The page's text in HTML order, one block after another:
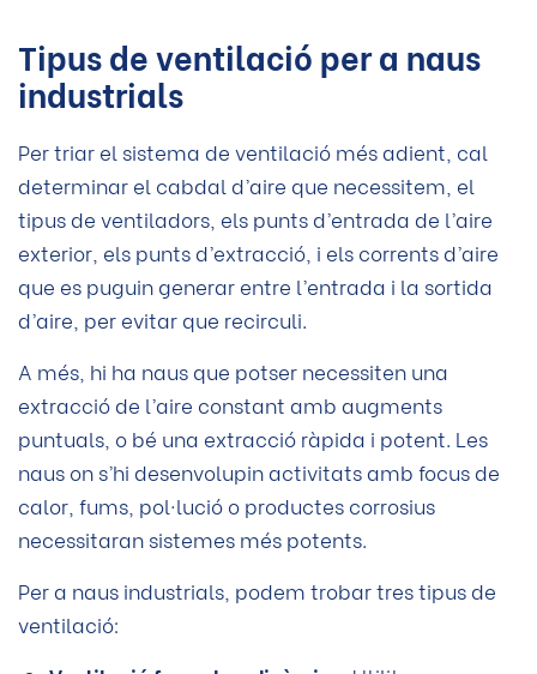
Tipus de ventilació per a naus
industrials
Per triar el sistema de ventilació més adient, cal
determinar el cabdal d’aire que necessitem, el
tipus de ventiladors, els punts d’entrada de l’aire
exterior, els punts d’extracció, i els corrents d’aire
que es puguin generar entre l’entrada i la sortida
d’aire, per evitar que recirculi.
A més, hi ha naus que potser necessiten una
extracció de l’aire constant amb augments
puntuals, o bé una extracció ràpida i potent. Les
naus on s’hi desenvolupin activitats amb focus de
calor, fums, pol·lució o productes corrosius
necessitaran sistemes més potents.
Per a naus industrials, podem trobar tres tipus de
ventilació: